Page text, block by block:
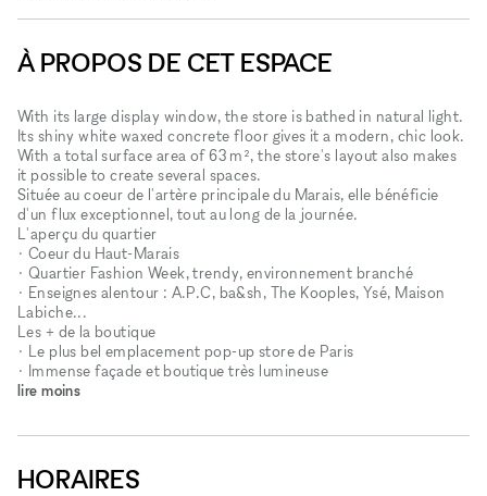
À PROPOS DE CET ESPACE
With its large display window, the store is bathed in natural light.
Its shiny white waxed concrete floor gives it a modern, chic look.
With a total surface area of 63 m², the store's layout also makes
it possible to create several spaces.
Située au coeur de l'artère principale du Marais, elle bénéficie
d'un flux exceptionnel, tout au long de la journée.
L'aperçu du quartier
• Coeur du Haut-Marais
• Quartier Fashion Week, trendy, environnement branché
• Enseignes alentour : A.P.C, ba&sh, The Kooples, Ysé, Maison
Labiche...
Les + de la boutique
• Le plus bel emplacement pop-up store de Paris
• Immense façade et boutique très lumineuse
lire moins
HORAIRES